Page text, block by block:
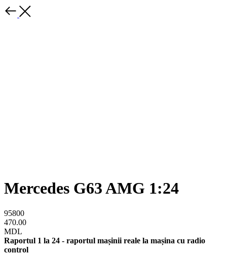
Mercedes G63 AMG 1:24
95800
470.00
MDL
Raportul 1 la 24 - raportul mașinii reale la mașina cu radio
control